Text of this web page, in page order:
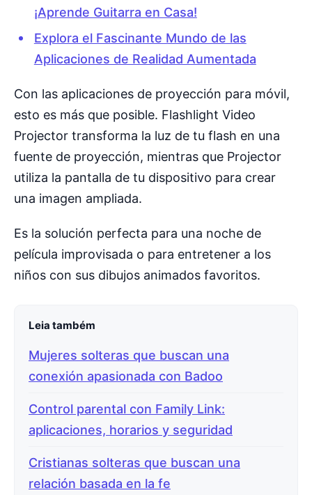
¡Aprende Guitarra en Casa!
Explora el Fascinante Mundo de las
Aplicaciones de Realidad Aumentada
Con las aplicaciones de proyección para móvil,
esto es más que posible. Flashlight Video
Projector transforma la luz de tu flash en una
fuente de proyección, mientras que Projector
utiliza la pantalla de tu dispositivo para crear
una imagen ampliada.
Es la solución perfecta para una noche de
película improvisada o para entretener a los
niños con sus dibujos animados favoritos.
Leia também
Mujeres solteras que buscan una
conexión apasionada con Badoo
Control parental con Family Link:
aplicaciones, horarios y seguridad
Cristianas solteras que buscan una
relación basada en la fe